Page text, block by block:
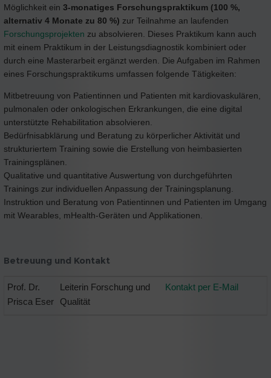
Möglichkeit ein 3-monatiges Forschungspraktikum (100 %,
alternativ 4 Monate zu 80 %) zur Teilnahme an laufenden
Forschungsprojekten zu absolvieren. Dieses Praktikum kann auch
mit einem Praktikum in der Leistungsdiagnostik kombiniert oder
durch eine Masterarbeit ergänzt werden. Die Aufgaben im Rahmen
eines Forschungspraktikums umfassen folgende Tätigkeiten:
Mitbetreuung von Patientinnen und Patienten mit kardiovaskulären,
pulmonalen oder onkologischen Erkrankungen, die eine digital
unterstützte Rehabilitation absolvieren.
Bedürfnisabklärung und Beratung zu körperlicher Aktivität und
strukturiertem Training sowie die Erstellung von heimbasierten
Trainingsplänen.
Qualitative und quantitative Auswertung von durchgeführten
Trainings zur individuellen Anpassung der Trainingsplanung.
Instruktion und Beratung von Patientinnen und Patienten im Umgang
mit Wearables, mHealth-Geräten und Applikationen.
Betreuung und Kontakt
Prof. Dr.
Prisca Eser
Leiterin Forschung und
Qualität
Kontakt per E-Mail